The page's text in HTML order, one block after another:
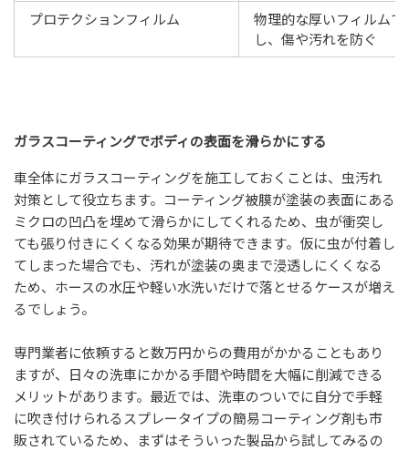
プロテクションフィルム
物理的な厚いフィルムで
し、傷や汚れを防ぐ
ガラスコーティングでボディの表面を滑らかにする
車全体にガラスコーティングを施工しておくことは、虫汚れ
対策として役立ちます。コーティング被膜が塗装の表面にある
ミクロの凹凸を埋めて滑らかにしてくれるため、虫が衝突し
ても張り付きにくくなる効果が期待できます。仮に虫が付着し
てしまった場合でも、汚れが塗装の奥まで浸透しにくくなる
ため、ホースの水圧や軽い水洗いだけで落とせるケースが増え
るでしょう。
専門業者に依頼すると数万円からの費用がかかることもあり
ますが、日々の洗車にかかる手間や時間を大幅に削減できる
メリットがあります。最近では、洗車のついでに自分で手軽
に吹き付けられるスプレータイプの簡易コーティング剤も市
販されているため、まずはそういった製品から試してみるの